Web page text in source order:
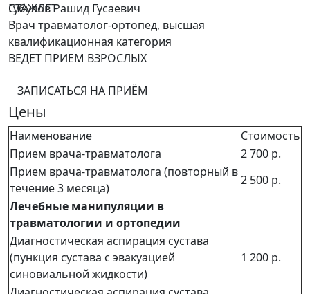
СТАЖЛЕТ
Губулов Рашид Гусаевич
Врач травматолог-ортопед, высшая
квалификационная категория
ВЕДЕТ ПРИЕМ ВЗРОСЛЫХ
ЗАПИСАТЬСЯ НА ПРИЁМ
Цены
Наименование
Стоимость
Прием врача-травматолога
2 700 р.
Прием врача-травматолога (повторный в
течение 3 месяца)
2 500 р.
Лечебные манипуляции в
травматологии и ортопедии
Диагностическая аспирация сустава
(пункция сустава с эвакуацией
синовиальной жидкости)
1 200 р.